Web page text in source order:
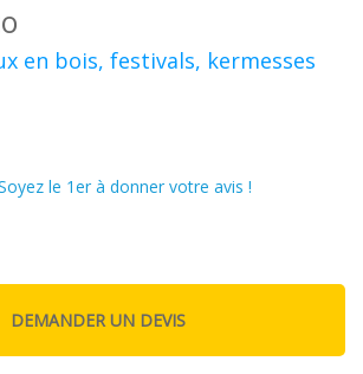
en bois, festivals, kermesses
le 1er à donner votre avis !